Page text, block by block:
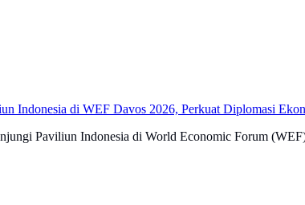
Indonesia di WEF Davos 2026, Perkuat Diplomasi
Paviliun Indonesia di World Economic Forum